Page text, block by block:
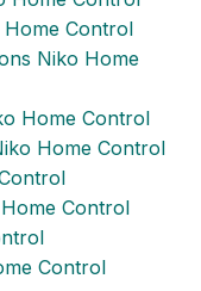
Home Control
Niko Home
Home Control
Home Control
Control
Control